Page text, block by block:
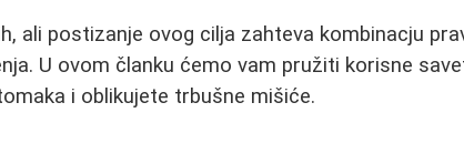
ali postizanje ovog cilja zahteva kombinacju
U ovom članku ćemo vam pružiti korisne
i oblikujete trbušne mišiće.